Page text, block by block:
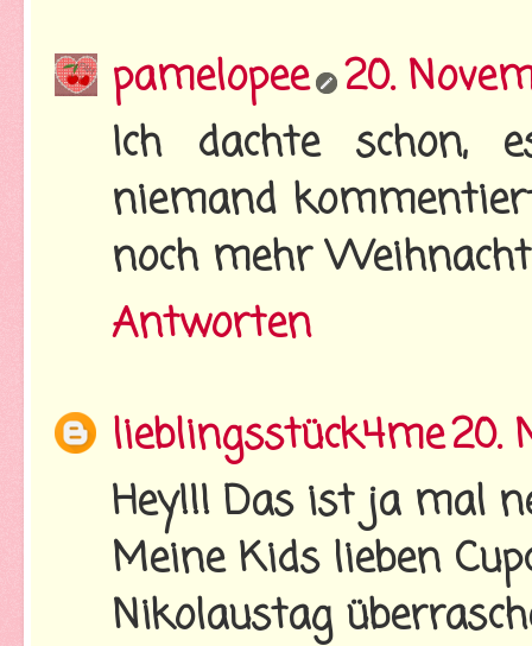
pamelopee 20.
Ich dachte schon,
niemand
noch mehr
Antworten
lieblingsstück4me20.
Hey!!! Das ist ja mal
Meine Kids lieben
Nikolaustag